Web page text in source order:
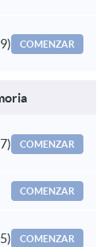
COMENZAR
COMENZAR
COMENZAR
COMENZAR